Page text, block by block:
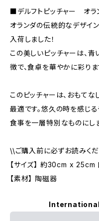
■デルフトピッチャー オラ
オランダの伝統的なデザイ
入荷しました！
この美しいピッチャーは、
徴で、食卓を華やかに彩りま
このピッチャーは、おもて
最適です。悠久の時を感じ
食事を一層特別なものにしま
\\ご購入前に必ずお読みく
【サイズ】 約30cm x 25cm
【素材】 陶磁器